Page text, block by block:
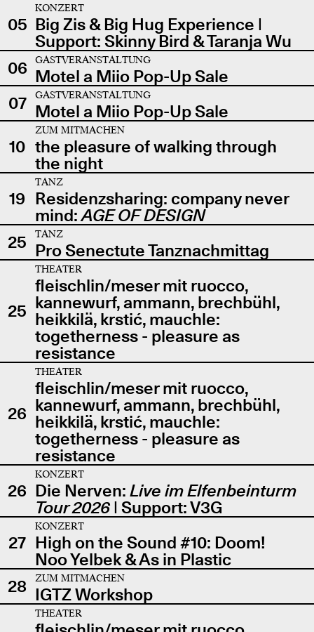
05
KONZERT
Big Zis & Big Hug Experience |
Support: Skinny Bird & Taranja Wu
06
GASTVERANSTALTUNG
Motel a Miio Pop-Up Sale
07
GASTVERANSTALTUNG
Motel a Miio Pop-Up Sale
10
ZUM MITMACHEN
the pleasure of walking through
the night
19
TANZ
Residenzsharing: company never
mind:AGE OF DESIGN
25
TANZ
Pro Senectute Tanznachmittag
25
THEATER
fleischlin/meser mit ruocco,
kannewurf, ammann, brechbühl,
heikkilä, krstić, mauchle:
togetherness - pleasure as
resistance
26
THEATER
fleischlin/meser mit ruocco,
kannewurf, ammann, brechbühl,
heikkilä, krstić, mauchle:
togetherness - pleasure as
resistance
26
KONZERT
Die Nerven: Live im Elfenbeinturm
Tour 2026| Support: V3G
27
KONZERT
High on the Sound #10: Doom!
Noo Yelbek & As in Plastic
28
ZUM MITMACHEN
IGTZ Workshop
THEATER